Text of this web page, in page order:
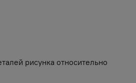
рисунка относительно